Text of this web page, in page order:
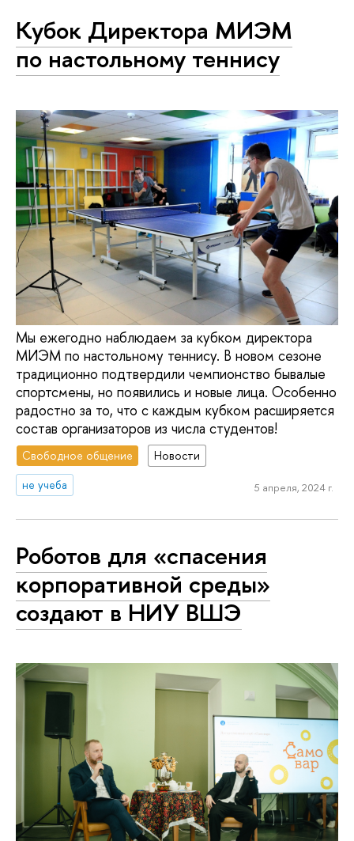
Кубок Директора МИЭМ
по настольному теннису
Мы ежегодно наблюдаем за кубком директора
МИЭМ по настольному теннису. В новом сезоне
традиционно подтвердили чемпионство бывалые
спортсмены, но появились и новые лица. Особенно
радостно за то, что с каждым кубком расширяется
состав организаторов из числа студентов!
Свободное общение
Новости
не учеба
5 апреля, 2024 г.
Роботов для «спасения
корпоративной среды»
создают в НИУ ВШЭ